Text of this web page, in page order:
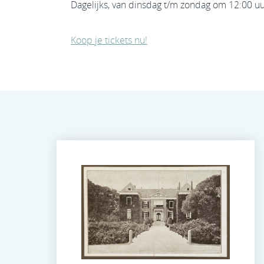
Dagelijks, van dinsdag t/m zondag om 12:00
Koop je tickets nu!